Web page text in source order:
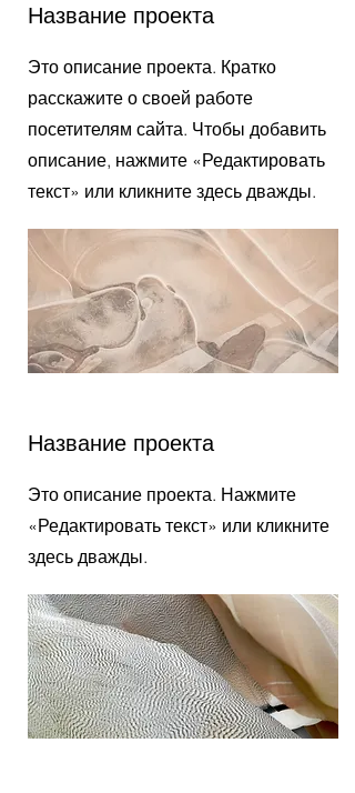
Название проекта
Это описание проекта. Кратко
расскажите о своей работе
посетителям сайта. Чтобы добавить
описание, нажмите «Редактировать
текст» или кликните здесь дважды.
Название проекта
Это описание проекта. Нажмите
«Редактировать текст» или кликните
здесь дважды.